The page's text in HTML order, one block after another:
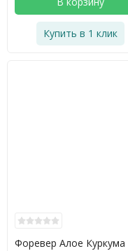
Купить в 1 клик
Форевер Алое Куркума